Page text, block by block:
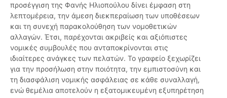
προσέγγιση της Φανής Ηλιοπούλου δίνει έμφαση στη
λεπτομέρεια, την άμεση διεκπεραίωση των υποθέσεων
και τη συνεχή παρακολούθηση των νομοθετικών
αλλαγών. Έτσι, παρέχονται ακριβείς και αξιόπιστες
νομικές συμβουλές που ανταποκρίνονται στις
ιδιαίτερες ανάγκες των πελατών. Το γραφείο ξεχωρίζει
για την προσήλωση στην ποιότητα, την εμπιστοσύνη και
τη διασφάλιση νομικής ασφάλειας σε κάθε συναλλαγή,
ενώ θεμέλια αποτελούν η εξατομικευμένη εξυπηρέτηση